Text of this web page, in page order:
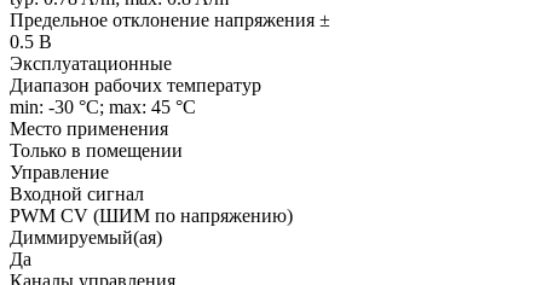
Предельное отклонение напряжения ±
0.5 В
Эксплуатационные
Диапазон рабочих температур
min: -30 °C; max: 45 °C
Место применения
Только в помещении
Управление
Входной сигнал
PWM СV (ШИМ по напряжению)
Диммируемый(ая)
Да
Каналы управления